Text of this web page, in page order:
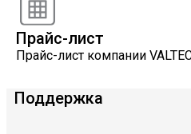
Прайс-лист
Прайс-лист компании
Поддержка